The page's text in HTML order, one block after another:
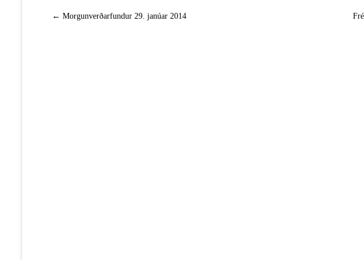
← Morgunverðarfundur 29. janúar 2014